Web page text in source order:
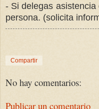
- Si delegas
persona. (solicita
Compartir
No hay comentarios:
Publicar un comentario